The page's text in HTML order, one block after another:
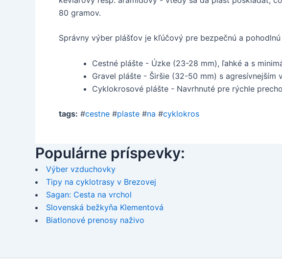
80 gramov.
Správny výber plášťov je kľúčový pre bezpečnú a pohodlnú
Cestné plášte - Úzke (23-28 mm), ľahké a s
Gravel plášte - Širšie (32-50 mm) s
Cyklokrosové plášte - Navrhnuté pre rýchle
tags: #cestne #plaste #na #cyklokros
Populárne príspevky:
Výber vzduchovky
Tipy na cyklotrasy v Brezovej
Sagan: Cesta na vrchol
Slovenská bežkyňa Klementová
Biatlonové prenosy naživo